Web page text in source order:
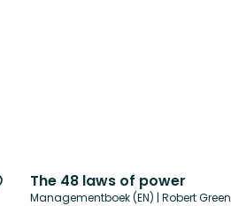
VoegThe 48 laws of power
Managementboek (EN) | Robert Green